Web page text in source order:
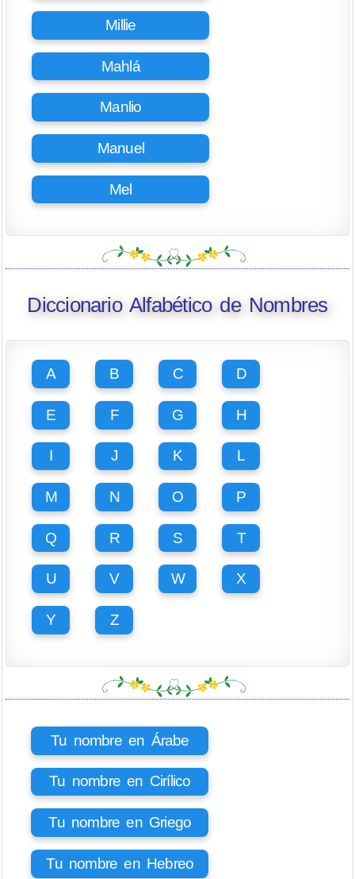
Millie
Mahlá
Manlio
Manuel
Mel
Diccionario Alfabético de Nombres
A B C D
E F G H
I J K L
M N O P
Q R S T
U V W X
Y Z
Tu nombre en Árabe
Tu nombre en Cirílico
Tu nombre en Griego
Tu nombre en Hebreo